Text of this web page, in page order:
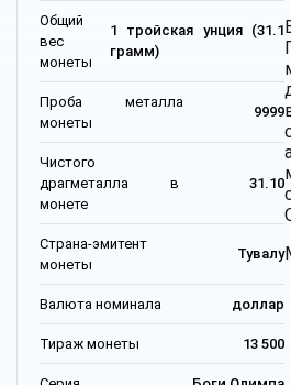
Общий
вес
монеты
1 тройская унция (31.1
грамм)
Проба металла
монеты
9999
Чистого
драгметалла в
монете
31.10
Страна-эмитент
монеты
Тувалу
Валюта номинала доллар
Тираж монеты 13 500